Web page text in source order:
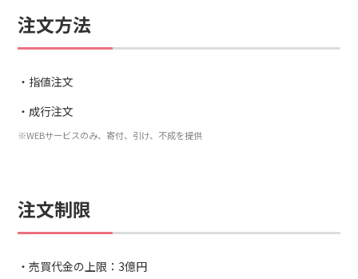
注文方法
指値注文
成行注文
※WEBサービスのみ、寄付、引け、不成を提供
注文制限
売買代金の上限：3億円